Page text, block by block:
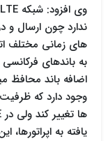
ندارد چون ارسال و
به باندهای
یافته به